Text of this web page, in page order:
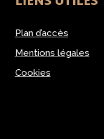
Plan d’accès
Mentions légales
Cookies